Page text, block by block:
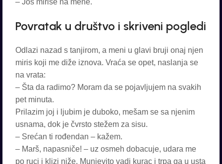
– Još miriše na mene.
Povratak u društvo i skriveni pogledi
Odlazi nazad s tanjirom, a meni u glavi bruji onaj njen
miris koji me diže iznova. Vraća se opet, naslanja se
na vrata:
– Šta da radimo? Moram da se pojavljujem na svakih
pet minuta.
Prilazim joj i ljubim je duboko, mešam se sa njenim
usnama, dok je čvrsto stežem za sisu.
– Srećan ti rođendan – kažem.
– Marš, napasniče! – uz osmeh dobacuje, udara me
po ruci i klizi niže. Munjevito vadi kurac i trpa ga u usta